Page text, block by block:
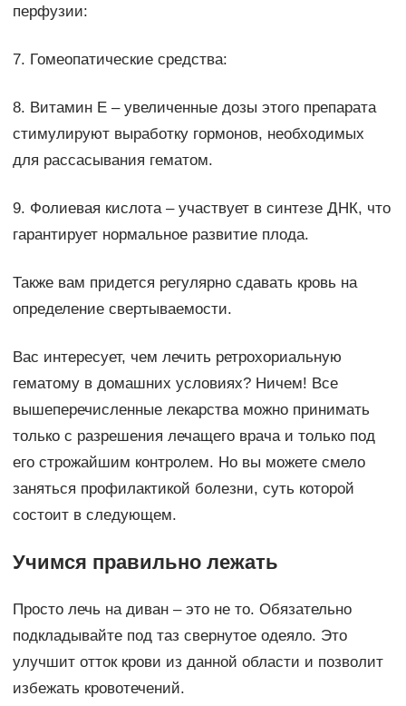
перфузии:
7. Гомеопатические средства:
8. Витамин Е – увеличенные дозы этого препарата
стимулируют выработку гормонов, необходимых
для рассасывания гематом.
9. Фолиевая кислота – участвует в синтезе ДНК, что
гарантирует нормальное развитие плода.
Также вам придется регулярно сдавать кровь на
определение свертываемости.
Вас интересует, чем лечить ретрохориальную
гематому в домашних условиях? Ничем! Все
вышеперечисленные лекарства можно принимать
только с разрешения лечащего врача и только под
его строжайшим контролем. Но вы можете смело
заняться профилактикой болезни, суть которой
состоит в следующем.
Учимся правильно лежать
Просто лечь на диван – это не то. Обязательно
подкладывайте под таз свернутое одеяло. Это
улучшит отток крови из данной области и позволит
избежать кровотечений.